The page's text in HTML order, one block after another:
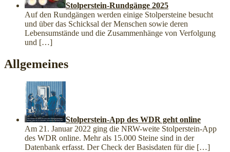
Stolperstein-Rundgänge 2025
Auf den Rundgängen werden einige Stolpersteine besucht
und über das Schicksal der Menschen sowie deren
Lebensumstände und die Zusammenhänge von Verfolgung
und […]
Allgemeines
Stolperstein-App des WDR geht online
Am 21. Januar 2022 ging die NRW-weite Stolperstein-App
des WDR online. Mehr als 15.000 Steine sind in der
Datenbank erfasst. Der Check der Basisdaten für die […]